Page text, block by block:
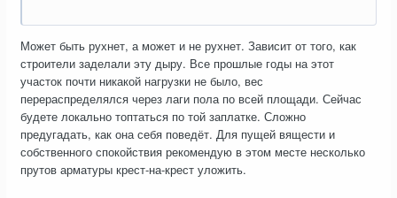
Может быть рухнет, а может и не рухнет. Зависит от того, как
строители заделали эту дыру. Все прошлые годы на этот
участок почти никакой нагрузки не было, вес
перераспределялся через лаги пола по всей площади. Сейчас
будете локально топтаться по той заплатке. Сложно
предугадать, как она себя поведёт. Для пущей вящести и
собственного спокойствия рекомендую в этом месте несколько
прутов арматуры крест-на-крест уложить.